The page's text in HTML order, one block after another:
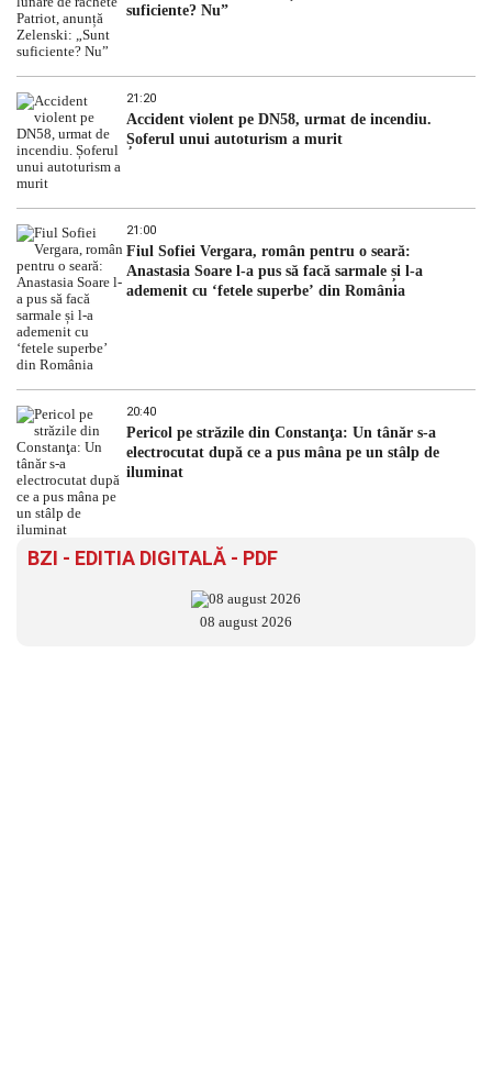
suficiente? Nu”
21:20
Accident violent pe DN58, urmat de incendiu.
Șoferul unui autoturism a murit
21:00
Fiul Sofiei Vergara, român pentru o seară:
Anastasia Soare l-a pus să facă sarmale și l-a
ademenit cu ‘fetele superbe’ din România
20:40
Pericol pe străzile din Constanţa: Un tânăr s-a
electrocutat după ce a pus mâna pe un stâlp de
iluminat
BZI - EDITIA DIGITALĂ - PDF
08 august 2026